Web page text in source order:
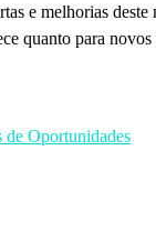
e melhorias deste
quanto para novos
de Oportunidades